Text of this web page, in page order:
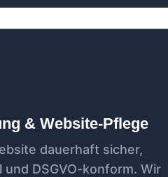
& Website-Pflege
dauerhaft sicher,
und DSGVO-konform. Wir